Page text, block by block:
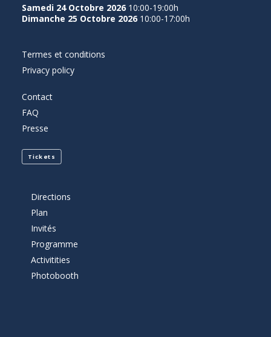
Samedi 24 Octobre 2026 10:00-19:00h
Dimanche 25 Octobre 2026 10:00-17:00h
Termes et conditions
Privacy policy
Contact
FAQ
Presse
Tickets
Directions
Plan
Invités
Programme
Activitities
Photobooth